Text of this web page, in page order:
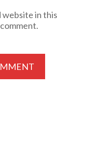
website in this